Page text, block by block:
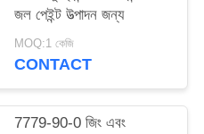
জল পেইন্ট উত্পাদন জন্য
MOQ:1 কেজি
CONTACT
7779-90-0 জিং এবং